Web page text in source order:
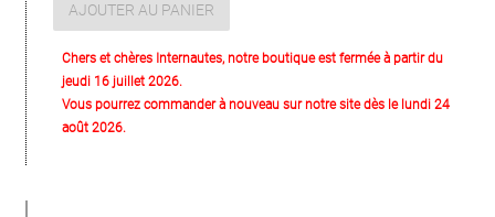
AJOUTER AU PANIER
Chers et chères Internautes, notre boutique est fermée à partir du
jeudi 16 juillet 2026.
Vous pourrez commander à nouveau sur notre site dès le lundi 24
août 2026.